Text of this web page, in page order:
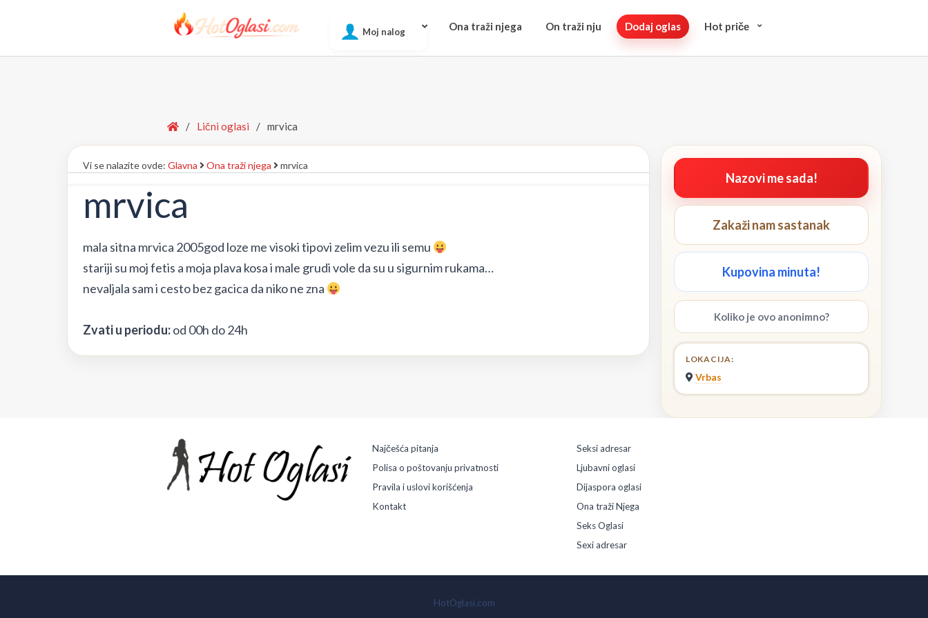
Moj nalog Ona traži njega On traži nju Dodaj oglas Hot pričе
Home
/ Lični oglasi / mrvica
Vi se nalazite ovde: Glavna Ona traži njega mrvica
mrvica
mala sitna mrvica 2005god loze me visoki tipovi zelim vezu ili semu
stariji su moj fetis a moja plava kosa i male grudi vole da su u sigurnim rukama…
nevaljala sam i cesto bez gacica da niko ne zna
Zvati u periodu:od 00h do 24h
Nazovi me sada!
Zakaži nam sastanak
Kupovina minuta!
Koliko je ovo anonimno?
LOKACIJA:
Vrbas
Najčešća pitanja
Polisa o poštovanju privatnosti
Pravila i uslovi korišćenja
Kontakt
Seksi adresar
Ljubavni oglasi
Dijaspora oglasi
Ona traži Njega
Seks Oglasi
Sexi adresar
HotOglasi.com